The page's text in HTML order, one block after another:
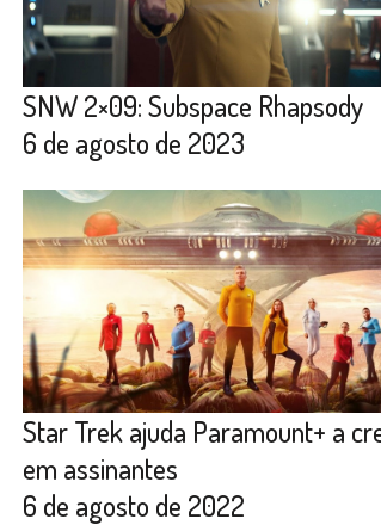
SNW 2×09: Subspace Rhapsody
6 de agosto de 2023
Star Trek ajuda Paramount+ a
em assinantes
6 de agosto de 2022